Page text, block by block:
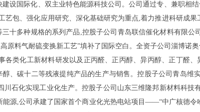
设国际化、双主业特色能源科技公司。公司通过专、兼职相
艺包、强化应用研究、深化基础研究为重点,着力推进科研成
十多种规格的系列产品,控股子公司青岛联信催化材料有限公
原料气耐硫变换新工艺”填补了国际空白。全资子公司淄博诺
各类化工新材料研发以及正丙醛、正丙醇、异丙醇、正丁醛
、碳十二等残液提纯产品的生产与销售。控股子公司青岛维
石化实现工业化生产。控股子公司山东三维隆邦新材料科技
源,公司承建了国家首个商业化光热电站项目——“中广核德令